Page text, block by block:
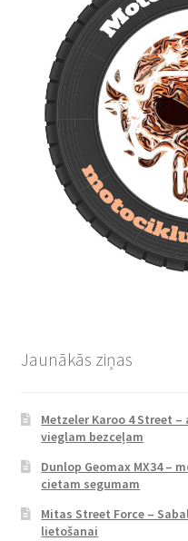
Jaunākās ziņas
Metzeler Karoo 4 Street
vieglam bezceļam
Dunlop Geomax MX34 –
cietam segumam
Mitas Street Force –
lietošanai